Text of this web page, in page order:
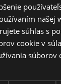
našej
súhlas s
cookie v
súborov